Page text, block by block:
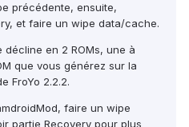
précédente, ensuite,
et faire un wipe data/cache.
décline en 2 ROMs, une à
que vous générez sur la
FroYo 2.2.2.
faire un wipe
partie Recovery pour plus